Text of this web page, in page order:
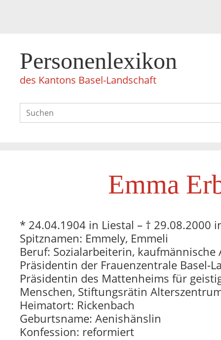
Personenlexikon
des Kantons Basel-Landschaft
Emma
* 24.04.1904 in Liestal – † 29.08.2000
Spitznamen: Emmely, Emmeli
Beruf: Sozialarbeiterin, kaufmännische
Präsidentin der Frauenzentrale Basel-
Präsidentin des Mattenheims für
Menschen, Stiftungsrätin
Heimatort: Rickenbach
Geburtsname: Aenishänslin
Konfession: reformiert